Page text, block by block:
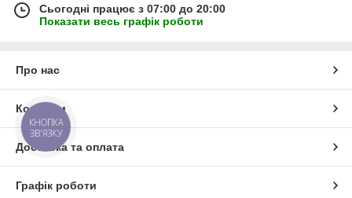
Сьогодні працює з 07:00 до 20:00
Показати весь графік роботи
Про нас
Контакти
Доставка та оплата
Графік роботи
КНОПКА
ЗВ'ЯЗКУ